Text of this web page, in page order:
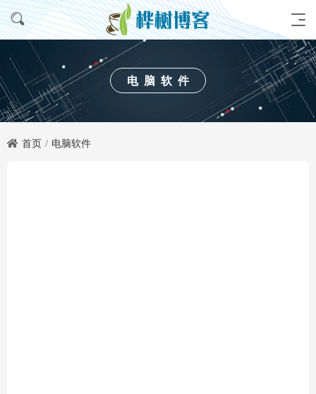
电脑软件
首页 电脑软件